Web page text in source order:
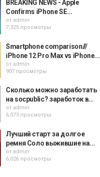
BREAKING NEWS - Apple
Confirms iPhone SE...
от admin
7,325 просмотры
Smartphone comparison///
iPhone 12 Pro Max vs iPhone...
от admin
907 просмотры
Сколько можно заработать
на socpublic? заработок в...
от admin
6,073 просмотры
Лучший старт за долгое
ремня Соло выжившие на...
от admin
6,026 просмотры